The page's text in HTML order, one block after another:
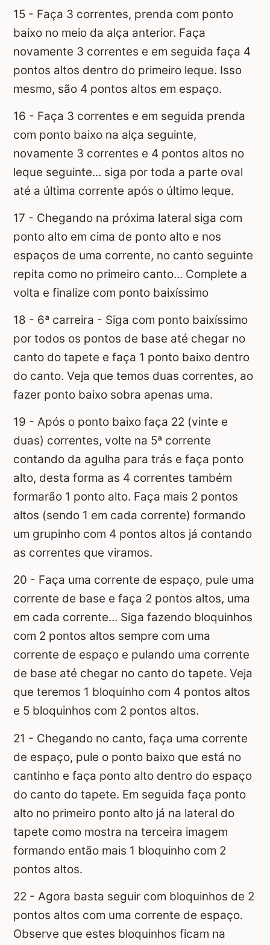
15 - Faça 3 correntes, prenda com ponto
baixo no meio da alça anterior. Faça
novamente 3 correntes e em seguida faça 4
pontos altos dentro do primeiro leque. Isso
mesmo, são 4 pontos altos em espaço.
16 - Faça 3 correntes e em seguida prenda
com ponto baixo na alça seguinte,
novamente 3 correntes e 4 pontos altos no
leque seguinte... siga por toda a parte oval
até a última corrente após o último leque.
17 - Chegando na próxima lateral siga com
ponto alto em cima de ponto alto e nos
espaços de uma corrente, no canto seguinte
repita como no primeiro canto... Complete a
volta e finalize com ponto baixíssimo
18 - 6ª carreira - Siga com ponto baixíssimo
por todos os pontos de base até chegar no
canto do tapete e faça 1 ponto baixo dentro
do canto. Veja que temos duas correntes, ao
fazer ponto baixo sobra apenas uma.
19 - Após o ponto baixo faça 22 (vinte e
duas) correntes, volte na 5ª corrente
contando da agulha para trás e faça ponto
alto, desta forma as 4 correntes também
formarão 1 ponto alto. Faça mais 2 pontos
altos (sendo 1 em cada corrente) formando
um grupinho com 4 pontos altos já contando
as correntes que viramos.
20 - Faça uma corrente de espaço, pule uma
corrente de base e faça 2 pontos altos, uma
em cada corrente... Siga fazendo bloquinhos
com 2 pontos altos sempre com uma
corrente de espaço e pulando uma corrente
de base até chegar no canto do tapete. Veja
que teremos 1 bloquinho com 4 pontos altos
e 5 bloquinhos com 2 pontos altos.
21 - Chegando no canto, faça uma corrente
de espaço, pule o ponto baixo que está no
cantinho e faça ponto alto dentro do espaço
do canto do tapete. Em seguida faça ponto
alto no primeiro ponto alto já na lateral do
tapete como mostra na terceira imagem
formando então mais 1 bloquinho com 2
pontos altos.
22 - Agora basta seguir com bloquinhos de 2
pontos altos com uma corrente de espaço.
Observe que estes bloquinhos ficam na